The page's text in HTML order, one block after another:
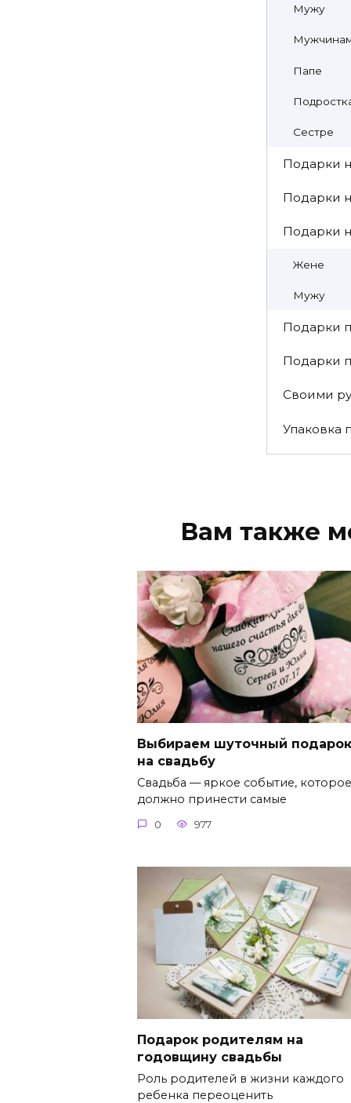
Мужу
Папе
Сестре
Подарки
Подарки
Подарки
Жене
Мужу
Подарки
Подарки
Своими
Упаковка
Вам также
Выбираем шуточный подарок
на свадьбу
Свадьба — яркое событие, которое
должно принести самые
0 977
Подарок родителям на
годовщину свадьбы
Роль родителей в жизни каждого
ребенка переоценить